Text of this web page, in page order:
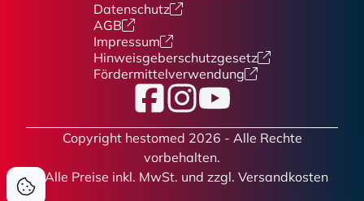
Datenschutz
AGB
Impressum
Hinweisgeberschutzgesetz
Fördermittelverwendung
FacebookInstagram
YouTube
Copyright hestomed 2026 - Alle Rechte
vorbehalten.
* Alle Preise inkl. MwSt. und zzgl. Versandkosten